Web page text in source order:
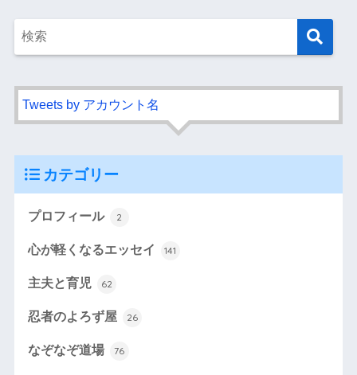
Tweets by アカウント名
カテゴリー
プロフィール 2
心が軽くなるエッセイ 141
主夫と育児 62
忍者のよろず屋 26
なぞなぞ道場 76